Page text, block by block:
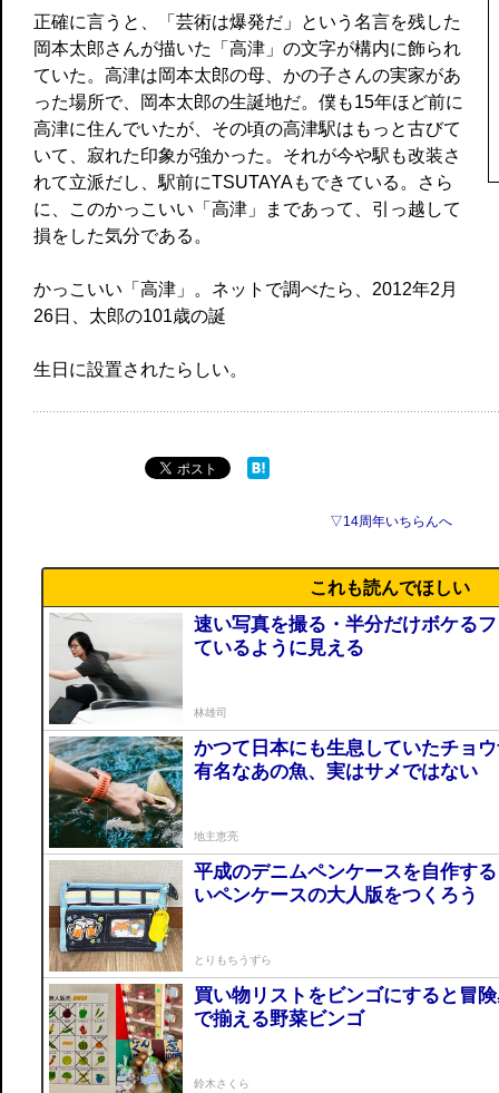
正確に言うと、「芸術は爆発だ」という名言を残した
岡本太郎さんが描いた「高津」の文字が構内に飾られ
ていた。高津は岡本太郎の母、かの子さんの実家があ
った場所で、岡本太郎の生誕地だ。僕も15年ほど前に
高津に住んでいたが、その頃の高津駅はもっと古びて
いて、寂れた印象が強かった。それが今や駅も改装さ
れて立派だし、駅前にTSUTAYAもできている。さら
に、このかっこいい「高津」まであって、引っ越して
損をした気分である。
かっこいい「高津」。ネットで調べたら、2012年2月
26日、太郎の101歳の誕
生日に設置されたらしい。
▽14周年いちらんへ
これも読んでほしい
速い写真を撮る・半分だけボケる
ているように見える
林雄司
かつて日本にも生息していたチョ
有名なあの魚、実はサメではない
地主恵亮
平成のデニムペンケースを自作す
いペンケースの大人版をつくろう
とりもちうずら
買い物リストをビンゴにすると
で揃える野菜ビンゴ
鈴木さくら